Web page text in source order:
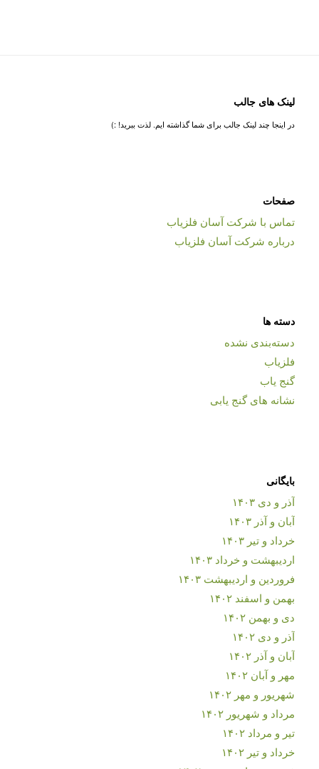
لینک های جالب
در اینجا چند لینک جالب برای شما گذاشته ایم. لذت ببرید! :)
صفحات
تماس با شرکت آسان فلزیاب
درباره شرکت آسان فلزیاب
دسته ها
دسته‌بندی نشده
فلزیاب
گنج یاب
نشانه های گنج یابی
بایگانی
آذر و دی ۱۴۰۳
آبان و آذر ۱۴۰۳
خرداد و تیر ۱۴۰۳
اردیبهشت و خرداد ۱۴۰۳
فروردین و اردیبهشت ۱۴۰۳
بهمن و اسفند ۱۴۰۲
دی و بهمن ۱۴۰۲
آذر و دی ۱۴۰۲
آبان و آذر ۱۴۰۲
مهر و آبان ۱۴۰۲
شهریور و مهر ۱۴۰۲
مرداد و شهریور ۱۴۰۲
تیر و مرداد ۱۴۰۲
خرداد و تیر ۱۴۰۲